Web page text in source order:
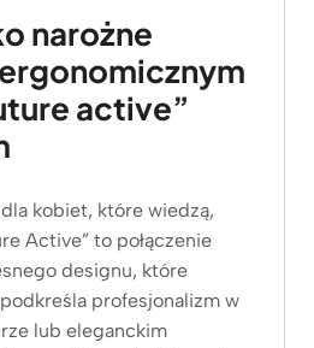
o
n
a
a
w
y
n
a
c
w
y
n
o
narożne
active”
kobiet, które wiedzą,
Active” to połączenie
designu, które
profesjonalizm w
lub eleganckim